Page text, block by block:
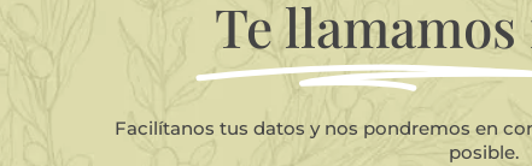
Te llamamos
Facilítanos tus datos y nos pondremos en
posible.